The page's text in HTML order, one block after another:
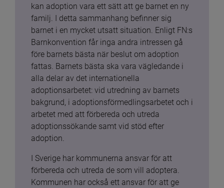
kan adoption vara ett sätt att ge barnet en ny
familj. I detta sammanhang befinner sig
barnet i en mycket utsatt situation. Enligt FN:s
Barnkonvention får inga andra intressen gå
före barnets bästa när beslut om adoption
fattas. Barnets bästa ska vara vägledande i
alla delar av det internationella
adoptionsarbetet: vid utredning av barnets
bakgrund, i adoptionsförmedlingsarbetet och i
arbetet med att förbereda och utreda
adoptionssökande samt vid stöd efter
adoption.
I Sverige har kommunerna ansvar för att
förbereda och utreda de som vill adoptera.
Kommunen har också ett ansvar för att ge